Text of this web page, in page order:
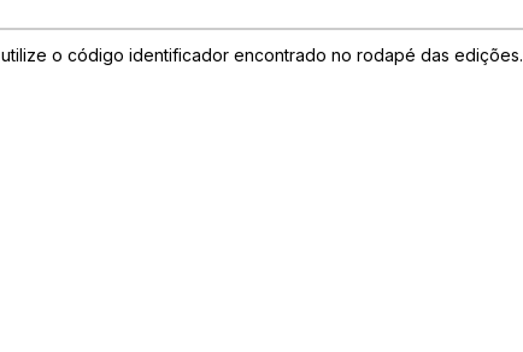
, utilize o código identificador encontrado no rodapé das edições.